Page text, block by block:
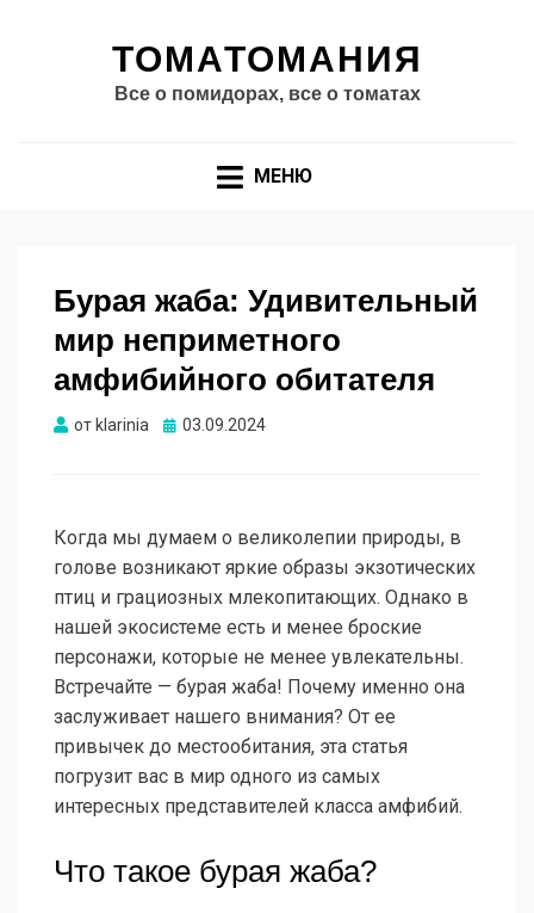
ТОМАТОМАНИЯ
Все о помидорах, все о томатах
МЕНЮ
Бурая жаба: Удивительный
мир неприметного
амфибийного обитателя
от klarinia Опубликовано
03.09.2024
Когда мы думаем о великолепии природы, в
голове возникают яркие образы экзотических
птиц и грациозных млекопитающих. Однако в
нашей экосистеме есть и менее броские
персонажи, которые не менее увлекательны.
Встречайте — бурая жаба! Почему именно она
заслуживает нашего внимания? От ее
привычек до местообитания, эта статья
погрузит вас в мир одного из самых
интересных представителей класса амфибий.
Что такое бурая жаба?